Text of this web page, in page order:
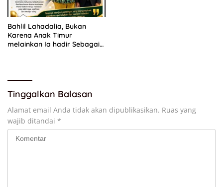
Bahlil Lahadalia, Bukan
Karena Anak Timur
melainkan Ia hadir Sebagai
Tinggalkan Balasan
Alamat email Anda tidak akan dipublikasikan. Ruas yang
wajib ditandai *